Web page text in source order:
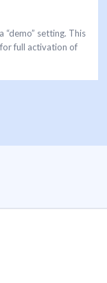
“demo” setting. This
full activation of